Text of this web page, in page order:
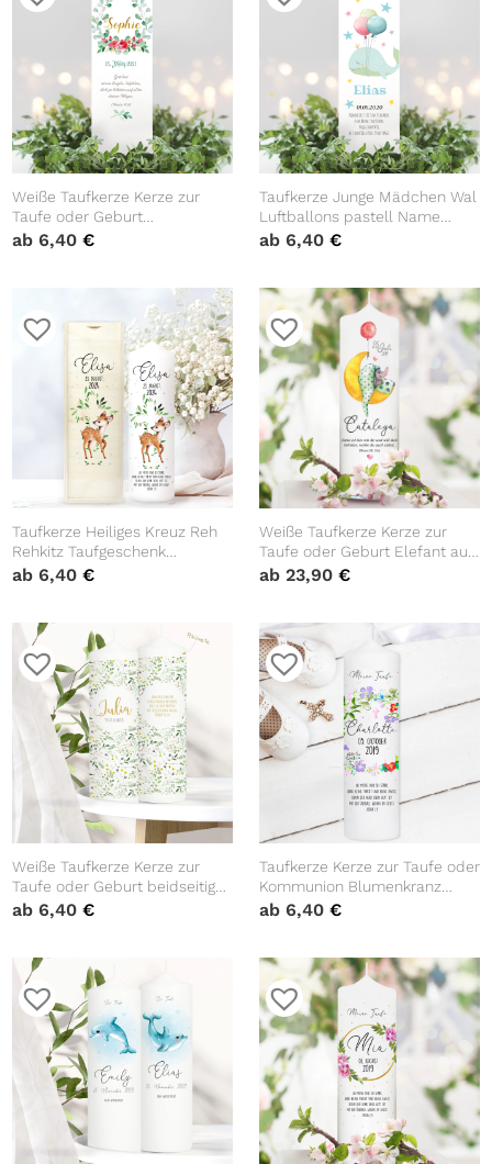
Weiße Taufkerze Kerze zur
Taufe oder Geburt
Blumenkranz mit Name Datum
ab 6,40€
Taufkerze Junge Mädchen Wal
Luftballons pastell Name
Datum Taufspruch 25 cm
ab 6,40 €
Taufkerze Heiliges Kreuz Reh
Rehkitz Taufgeschenk
Patenkerzen Kerze zur Taufe
und Taufspruch
ab 6,40€
Weiße Taufkerze Kerze zur
Taufe oder Geburt Elefant auf
Mond mit Name Datum
ab 23,90 €
Weiße Taufkerze Kerze zur
Taufe oder Geburt beidseitig
bedruckt mit Wildblumen und
ab 6,40€
Taufkerze Kerze zur Taufe oder
Kommunion Blumenkranz
Kreuz Taufspruch mit
ab 6,40 €